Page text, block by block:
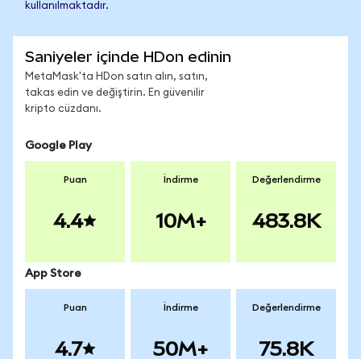
kullanılmaktadır.
Saniyeler içinde HDon edinin
MetaMask'ta HDon satın alın, satın,
takas edin ve değiştirin. En güvenilir
kripto cüzdanı.
Google Play
Puan
4.4
İndirme
10M+
Değerlendirme
483.8K
App Store
Puan
4.7
İndirme
50M+
Değerlendirme
75.8K